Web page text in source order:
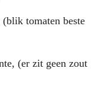
tomaten beste
(er zit geen zout